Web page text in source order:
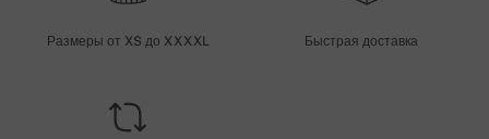
Размеры от XS до XXXXL Быстрая доставка